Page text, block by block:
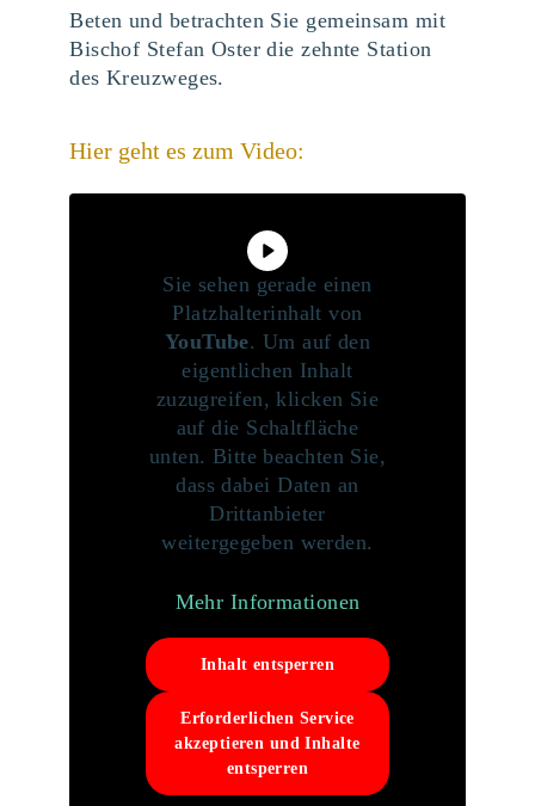
Beten und betrachten Sie gemeinsam mit
Bischof Stefan Oster die zehnte Station
des Kreuzweges.
Hier geht es zum Video:
Sie sehen gerade einen
Platzhalterinhalt von
YouTube. Um auf den
eigentlichen Inhalt
zuzugreifen, klicken Sie
auf die Schaltfläche
unten. Bitte beachten Sie,
dass dabei Daten an
Drittanbieter
weitergegeben werden.
Mehr Informationen
Inhalt entsperren
Erforderlichen Service
akzeptieren und Inhalte
entsperren